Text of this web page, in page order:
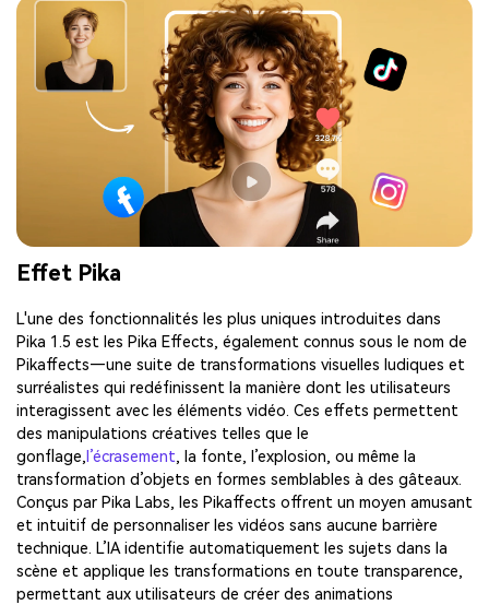
Effet Pika
L'une des fonctionnalités les plus uniques introduites dans
Pika 1.5 est les Pika Effects, également connus sous le nom de
Pikaffects—une suite de transformations visuelles ludiques et
surréalistes qui redéfinissent la manière dont les utilisateurs
interagissent avec les éléments vidéo. Ces effets permettent
des manipulations créatives telles que le
gonflage, l’écrasement, la fonte, l’explosion, ou même la
transformation d’objets en formes semblables à des gâteaux.
Conçus par Pika Labs, les Pikaffects offrent un moyen amusant
et intuitif de personnaliser les vidéos sans aucune barrière
technique. L’IA identifie automatiquement les sujets dans la
scène et applique les transformations en toute transparence,
permettant aux utilisateurs de créer des animations